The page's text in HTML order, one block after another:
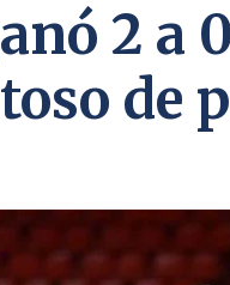
2 a
de